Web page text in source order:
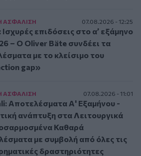
ΑΣΦAΛΙΣΗ 07.08.2026 - 12:25
επιδόσεις στο α’ εξάμηνο
– Ο Oliver Bäte συνδέει τα
με το κλείσιμο του
gap»
ΑΣΦAΛΙΣΗ 07.08.2026 - 11:01
Αποτελέσματα Α' Εξαμήνου -
ανάπτυξη στα Λειτουργικά
Καθαρά
με συμβολή από όλες τις
δραστηριότητες